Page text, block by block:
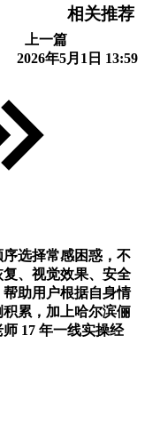
上一篇
2026年5月1日 13:59
相关推荐
选择常感困惑，不
、视觉效果、安全
助用户根据自身情
累，加上哈尔滨俪
17 年一线实操经